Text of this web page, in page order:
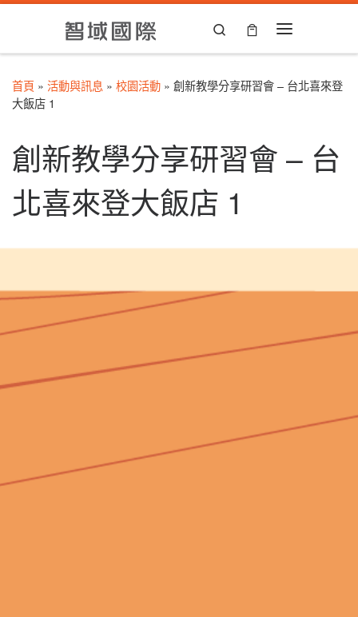
Skip to content
Search
首頁 » 活動與訊息 » 校園活動 » 創新教學分享研習會 – 台北喜來登
大飯店 1
創新教學分享研習會 – 台
北喜來登大飯店 1